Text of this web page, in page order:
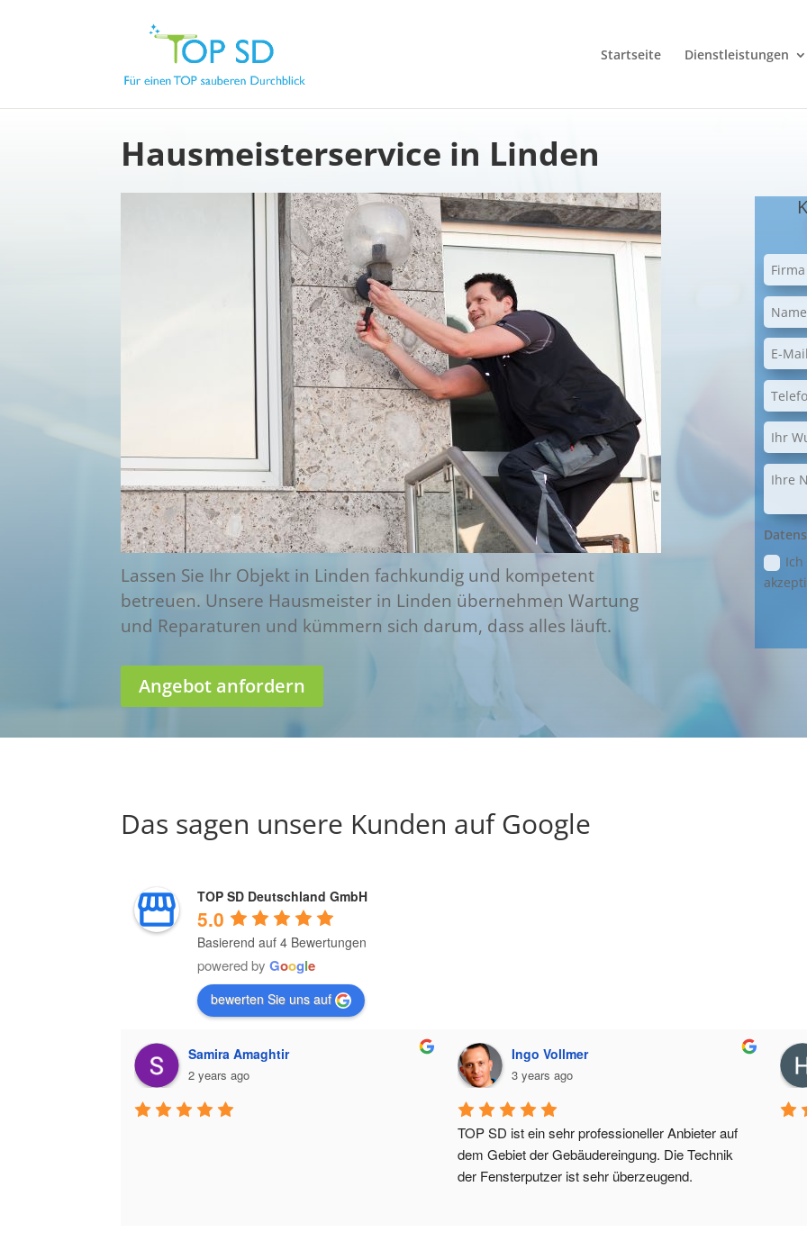
Startseite Dienstleistungen
Hausmeisterservice in Linden
Lassen Sie Ihr Objekt in Linden fachkundig und kompetent
betreuen. Unsere Hausmeister in Linden übernehmen Wartung
und Reparaturen und kümmern sich darum, dass alles läuft.
Angebot anfordern
Das sagen unsere Kunden auf Google
TOP SD Deutschland GmbH
5.0
Basierend auf 4 Bewertungen
powered byGoogle
bewerten Sie uns auf
Samira Amaghtir
2 years ago
Ingo Vollmer
3 years ago
TOP SD ist ein sehr professioneller Anbieter auf
dem Gebiet der Gebäudereingung. Die Technik
der Fensterputzer ist sehr überzeugend.